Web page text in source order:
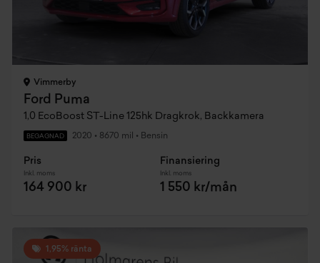
Vimmerby
Ford Puma
1,0 EcoBoost ST-Line 125hk Dragkrok, Backkamera
BEGAGNAD 2020 • 8670 mil • Bensin
Pris
Inkl. moms
164 900 kr
Finansiering
Inkl. moms
1 550 kr/mån
1,95% ränta